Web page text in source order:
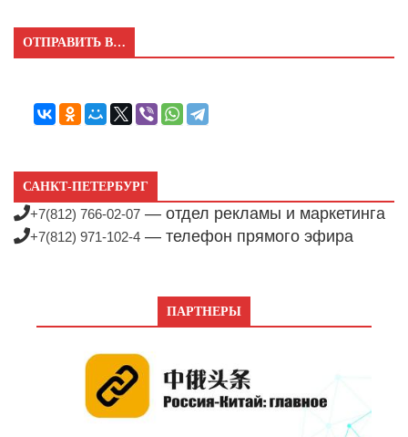
ОТПРАВИТЬ В…
САНКТ-ПЕТЕРБУРГ
+7(812) 766-02-07 — отдел рекламы и маркетинга
+7(812) 971-102-4 — телефон прямого эфира
ПАРТНЕРЫ